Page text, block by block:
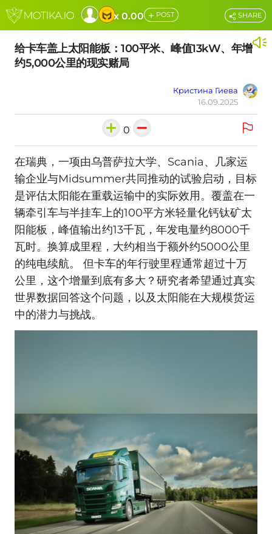
x 0.00 + POST
给卡车盖上太阳能板：100平米、峰值13kW、年增
约5,000公里的现实赌局
Кристина Гиева
16.09.2025
SHARE
0
在瑞典，一项由乌普萨拉大学、Scania、几家运
输企业与Midsummer共同推动的试验启动，目标
是评估太阳能在重载运输中的实际效用。覆盖在一
辆牵引车与半挂车上的100平方米轻量化钙钛矿太
阳能板，峰值输出约13千瓦，年发电量约8000千
瓦时。换算成里程，大约相当于额外约5000公里
的纯电续航。 但卡车的年行驶里程通常超过十万
公里，这个增量到底有多大？研究者希望通过真实
世界数据回答这个问题，以及太阳能在大规模货运
中的潜力与挑战。